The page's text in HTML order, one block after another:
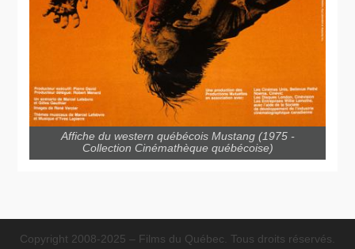
Affiche du western québécois Mustang (1975 -
Collection Cinémathèque québécoise)
Copyright 2008-2025 – Films du Québec. Tous droits réservés.